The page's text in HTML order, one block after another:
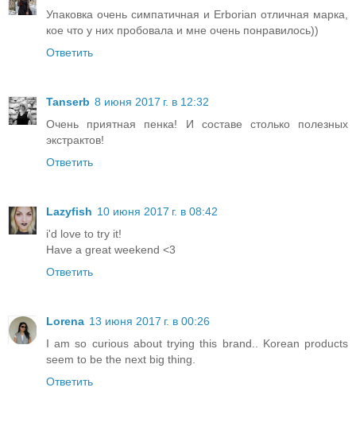
Упаковка очень симпатичная и Erborian отличная марка,
кое что у них пробовала и мне очень понравилось))
Ответить
Tanserb 8 июня 2017 г. в 12:32
Очень приятная пенка! И составе столько полезных
экстрактов!
Ответить
Lazyfish 10 июня 2017 г. в 08:42
i'd love to try it!
Have a great weekend <3
Ответить
Lorena 13 июня 2017 г. в 00:26
I am so curious about trying this brand.. Korean products
seem to be the next big thing.
Ответить